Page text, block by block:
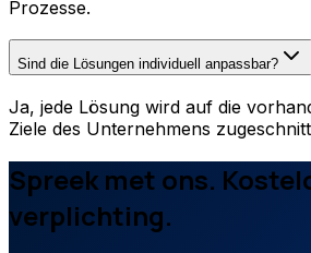
Prozesse.
Sind die Lösungen individuell anpassbar?
Ja, jede Lösung wird auf die
Ziele des Unternehmens
Spreek met ons.
verplichting.